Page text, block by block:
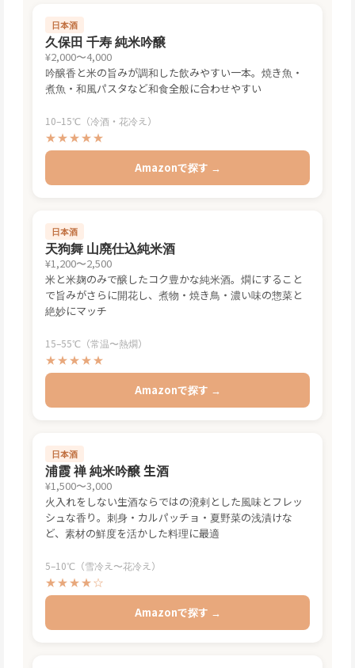
日本酒
久保田 千寿 純米吟醸
¥2,000〜4,000
吟醸香と米の旨みが調和した飲みやすい一本。焼き魚・
煮魚・和風パスタなど和食全般に合わせやすい
10–15℃（冷酒・花冷え）
★★★★★
Amazonで探す →
日本酒
天狗舞 山廃仕込純米酒
¥1,200〜2,500
米と米麹のみで醸したコク豊かな純米酒。燗にすること
で旨みがさらに開花し、煮物・焼き鳥・濃い味の惣菜と
絶妙にマッチ
15–55℃（常温〜熱燗）
★★★★★
Amazonで探す →
日本酒
浦霞 禅 純米吟醸 生酒
¥1,500〜3,000
火入れをしない生酒ならではの溌剌とした風味とフレッ
シュな香り。刺身・カルパッチョ・夏野菜の浅漬けな
ど、素材の鮮度を活かした料理に最適
5–10℃（雪冷え〜花冷え）
★★★★☆
Amazonで探す →